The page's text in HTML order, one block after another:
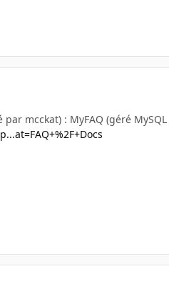
mcckat) : MyFAQ (géré MySQL